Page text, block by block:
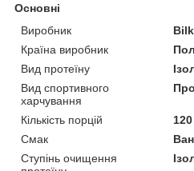
Основні
Виробник
Країна виробник
Вид протеїну
Вид спортивного
харчування
Кількість порцій
Смак
Ступінь очищення